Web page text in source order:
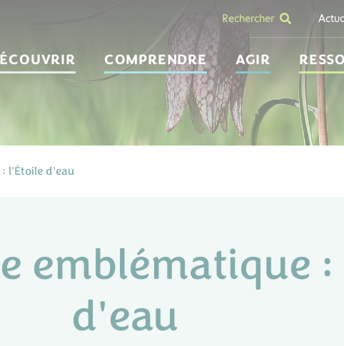
Rechercher
COMPRENDRE AGIR
: l'Étoile d'eau
emblématique
d'eau